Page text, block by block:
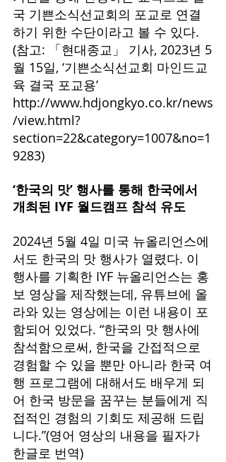
국 기쁜소식선교회의 포교로 연결
하기 위한 수단이라고 볼 수 있다.
(참고: 「현대종교」 기사, 2023년 5
월 15일, ‘기쁜소식선교회 마인드교
육 결국 포교용’
http://www.hdjongkyo.co.kr/news
/view.html?
section=22&category=1007&no=1
9283)
‘한국의 맛’ 행사를 통해 한국에서
개최된 IYF 월드캠프 참석 유도
2024년 5월 4일 미국 뉴올리언스에
서도 한국의 맛 행사가 열렸다. 이
행사를 기획한 IYF 뉴올리언스는 홍
보 영상을 제작했는데, 유튜브에 올
라와 있는 영상에는 이런 내용이 포
함되어 있었다. “한국의 맛 행사에
참석함으로써, 한국을 간접적으로
경험할 수 있을 뿐만 아니라 한국 여
행 프로그램에 대해서도 배우게 되
어 한국 방문을 꿈꾸는 분들에게 직
접적인 경험의 기회도 제공해 드립
니다.”(영어 영상의 내용을 필자가
한글로 번역)